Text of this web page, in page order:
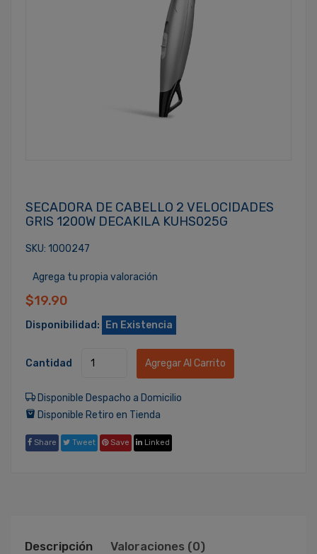
SECADORA DE CABELLO 2 VELOCIDADES
GRIS 1200W DECAKILA KUHS025G
SKU: 1000247
Agrega tu propia valoración
$19.90
Disponibilidad: En Existencia
Cantidad Agregar Al Carrito
Disponible Despacho a Domicilio
Disponible Retiro en Tienda
Share Tweet Save Linked
Descripción Valoraciones (0)